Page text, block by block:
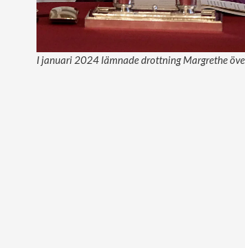
I januari 2024 lämnade drottning Margrethe